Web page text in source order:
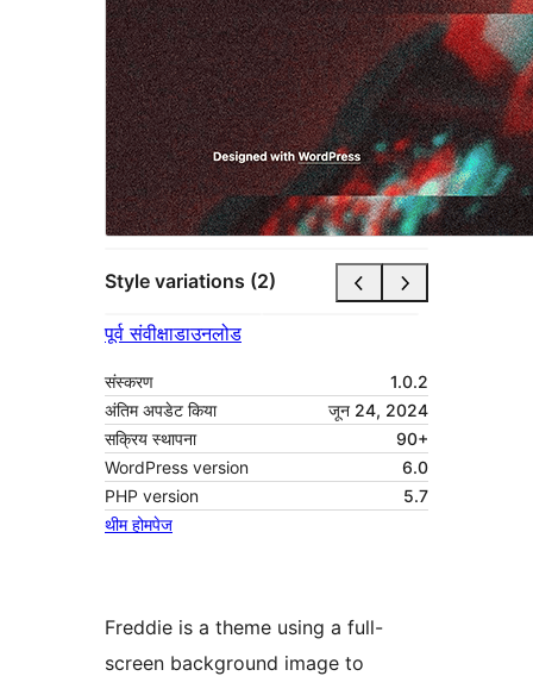
Style variations (2)
पूर्व संवीक्षाडाउनलोड
संस्करण
1.0.2
अंतिम अपडेट किया
जून 24, 2024
सक्रिय स्थापना
90+
WordPress version
6.0
PHP version
5.7
थीम होमपेज
Freddie is a theme using a full-
screen background image to